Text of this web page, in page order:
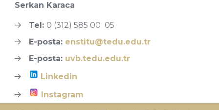
Serkan Karaca
Tel: 0 (312) 585 00 05
E-posta: enstitu@tedu.edu.tr
E-posta: uvb.tedu.edu.tr
Linkedin
Instagram